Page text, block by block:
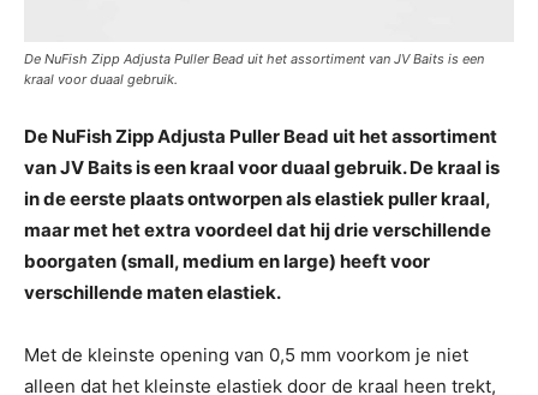
De NuFish Zipp Adjusta Puller Bead uit het assortiment van JV Baits is een
kraal voor duaal gebruik.
De NuFish Zipp Adjusta Puller Bead uit het assortiment
van JV Baits is een kraal voor duaal gebruik. De kraal is
in de eerste plaats ontworpen als elastiek puller kraal,
maar met het extra voordeel dat hij drie verschillende
boorgaten (small, medium en large) heeft voor
verschillende maten elastiek.
Met de kleinste opening van 0,5 mm voorkom je niet
alleen dat het kleinste elastiek door de kraal heen trekt,